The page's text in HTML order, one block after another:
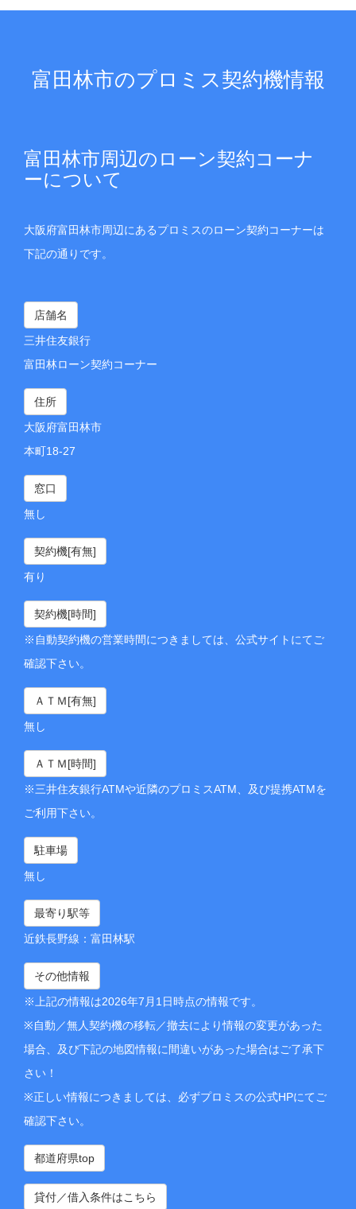
富田林市のプロミス契約機情報
富田林市周辺のローン契約コーナ
ーについて
大阪府富田林市周辺にあるプロミスのローン契約コーナーは
下記の通りです。
店舗名
三井住友銀行
富田林ローン契約コーナー
住所
大阪府富田林市
本町18-27
窓口
無し
契約機[有無]
有り
契約機[時間]
※自動契約機の営業時間につきましては、公式サイトにてご
確認下さい。
ＡＴＭ[有無]
無し
ＡＴＭ[時間]
※三井住友銀行ATMや近隣のプロミスATM、及び提携ATMを
ご利用下さい。
駐車場
無し
最寄り駅等
近鉄長野線：富田林駅
その他情報
※上記の情報は2026年7月1日時点の情報です。
※自動／無人契約機の移転／撤去により情報の変更があった
場合、及び下記の地図情報に間違いがあった場合はご了承下
さい！
※正しい情報につきましては、必ずプロミスの公式HPにてご
確認下さい。
都道府県top
貸付／借入条件はこちら